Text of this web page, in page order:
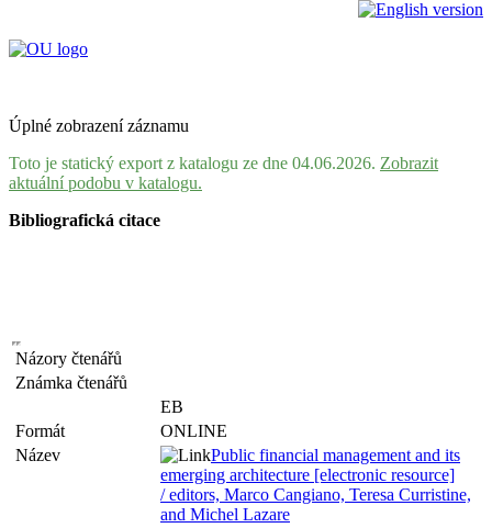
Úplné zobrazení záznamu
Toto je statický export z katalogu ze dne 04.06.2026. Zobrazit
aktuální podobu v katalogu.
Bibliografická citace
Názory čtenářů
Známka čtenářů
EB
Formát
ONLINE
Název
Public financial management and its
emerging architecture [electronic resource]
/ editors, Marco Cangiano, Teresa Curristine,
and Michel Lazare